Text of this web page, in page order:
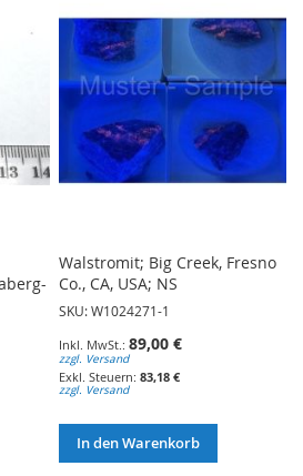
HINZUFÜGEN
Walstromit; Big Creek, Fresno
Co., CA, USA; NS
SKU: W1024271-1
89,00 €
zzgl. Versand
83,18 €
zzgl. Versand
In den Warenkorb